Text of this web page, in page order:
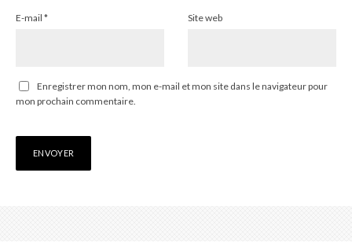
E-mail * Site web
Enregistrer mon nom, mon e-mail et mon site dans le navigateur pour
mon prochain commentaire.